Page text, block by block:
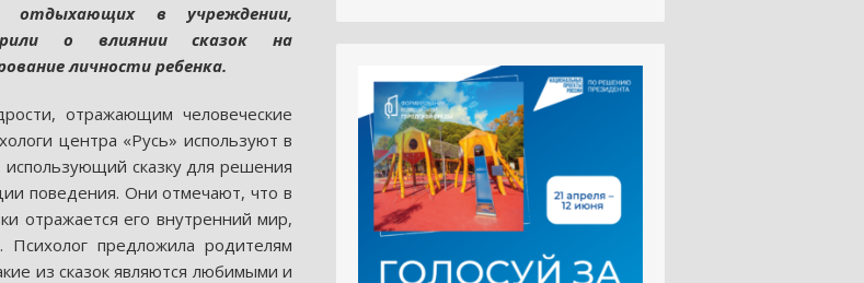
отдыхающих в учреждении,
о влиянии сказок на
личности ребенка.
отражающим человеческие
центра «Русь» используют в
сказку для решения
поведения. Они отмечают, что в
отражается его внутренний мир,
предложила родителям
из сказок являются любимыми и